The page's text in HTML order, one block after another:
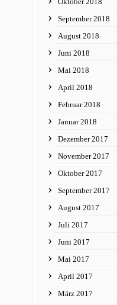
September 2018
August 2018
Juni 2018
Mai 2018
April 2018
Februar 2018
Januar 2018
Dezember 2017
November 2017
Oktober 2017
September 2017
August 2017
Juli 2017
Juni 2017
Mai 2017
April 2017
März 2017